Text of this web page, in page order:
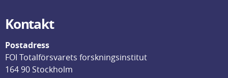
Kontakt
Postadress
FOI Totalförsvarets forskningsinstitut
164 90 Stockholm